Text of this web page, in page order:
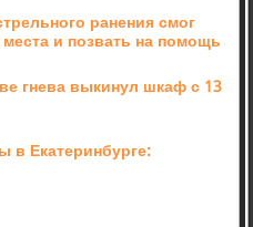
ранения смог
и позвать на помощь
гнева выкинул шкаф с 13
в Екатеринбурге: